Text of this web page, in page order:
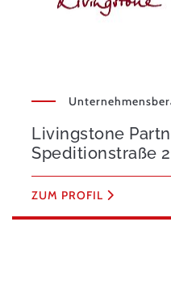
Livingstone
Speditionstraße
ZUM PROFIL